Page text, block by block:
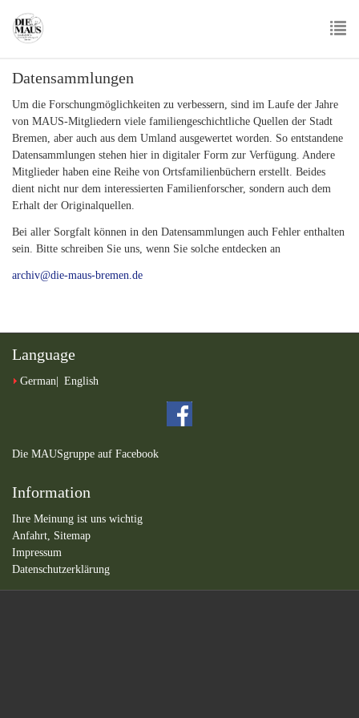
main
Datensammlungen
Um die Forschungmöglichkeiten zu verbessern, sind im Laufe der Jahre
von MAUS-Mitgliedern viele familiengeschichtliche Quellen der Stadt
Bremen, aber auch aus dem Umland ausgewertet worden. So entstandene
Datensammlungen stehen hier in digitaler Form zur Verfügung. Andere
Mitglieder haben eine Reihe von Ortsfamilienbüchern erstellt. Beides
dient nicht nur dem interessierten Familienforscher, sondern auch dem
Erhalt der Originalquellen.
Bei aller Sorgfalt können in den Datensammlungen auch Fehler enthalten
sein. Bitte schreiben Sie uns, wenn Sie solche entdecken an
archiv@die-maus-bremen.de
Language
German English
Die MAUSgruppe auf Facebook
Information
Ihre Meinung ist uns wichtig
Anfahrt, Sitemap
Impressum
Datenschutzerklärung